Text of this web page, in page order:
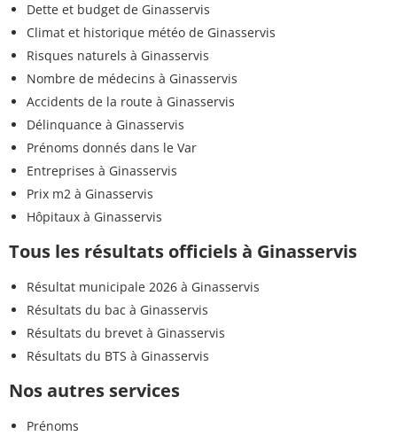
Dette et budget de Ginasservis
Climat et historique météo de Ginasservis
Risques naturels à Ginasservis
Nombre de médecins à Ginasservis
Accidents de la route à Ginasservis
Délinquance à Ginasservis
Prénoms donnés dans le Var
Entreprises à Ginasservis
Prix m2 à Ginasservis
Hôpitaux à Ginasservis
Tous les résultats officiels à Ginasservis
Résultat municipale 2026 à Ginasservis
Résultats du bac à Ginasservis
Résultats du brevet à Ginasservis
Résultats du BTS à Ginasservis
Nos autres services
Prénoms